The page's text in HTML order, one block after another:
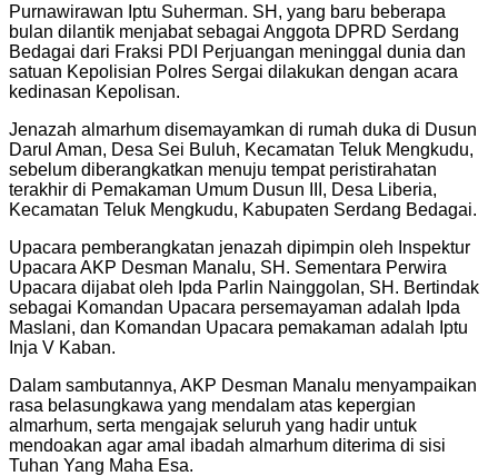
Purnawirawan Iptu Suherman. SH, yang baru beberapa
bulan dilantik menjabat sebagai Anggota DPRD Serdang
Bedagai dari Fraksi PDI Perjuangan meninggal dunia dan
satuan Kepolisian Polres Sergai dilakukan dengan acara
kedinasan Kepolisan.
Jenazah almarhum disemayamkan di rumah duka di Dusun
Darul Aman, Desa Sei Buluh, Kecamatan Teluk Mengkudu,
sebelum diberangkatkan menuju tempat peristirahatan
terakhir di Pemakaman Umum Dusun III, Desa Liberia,
Kecamatan Teluk Mengkudu, Kabupaten Serdang Bedagai.
Upacara pemberangkatan jenazah dipimpin oleh Inspektur
Upacara AKP Desman Manalu, SH. Sementara Perwira
Upacara dijabat oleh Ipda Parlin Nainggolan, SH. Bertindak
sebagai Komandan Upacara persemayaman adalah Ipda
Maslani, dan Komandan Upacara pemakaman adalah Iptu
Inja V Kaban.
Dalam sambutannya, AKP Desman Manalu menyampaikan
rasa belasungkawa yang mendalam atas kepergian
almarhum, serta mengajak seluruh yang hadir untuk
mendoakan agar amal ibadah almarhum diterima di sisi
Tuhan Yang Maha Esa.